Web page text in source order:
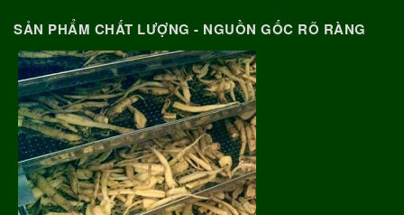
SẢN PHẨM CHẤT LƯỢNG - NGUỒN GỐC RÕ RÀNG